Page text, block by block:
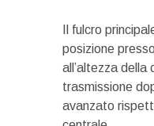
Il fulcro
posizione
all’altezza della
trasmissione
avanzato